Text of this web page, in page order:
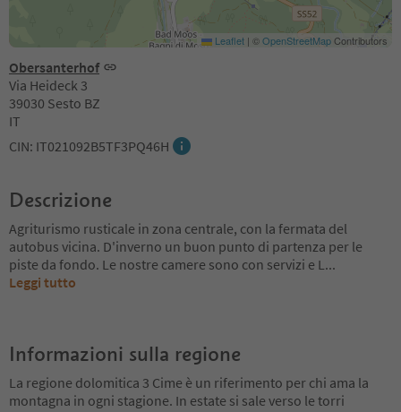
Obersanterhof
Via Heideck 3
39030 Sesto BZ
IT
CIN: IT021092B5TF3PQ46H
Leaflet | ©OpenStreetMapContributors
Descrizione
Agriturismo rusticale in zona centrale, con la fermata del
autobus vicina. D'inverno un buon punto di partenza per le
piste da fondo. Le nostre camere sono con servizi e L ...
Leggi tutto
Informazioni sulla regione
La regione dolomitica 3 Cime è un riferimento per chi ama la
montagna in ogni stagione. In estate si sale verso le torri